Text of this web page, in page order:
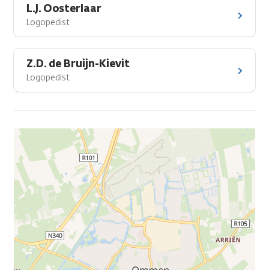
L.J. Oosterlaar
Logopedist
Z.D. de Bruijn-Kievit
Logopedist